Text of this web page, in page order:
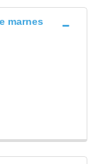
marnes